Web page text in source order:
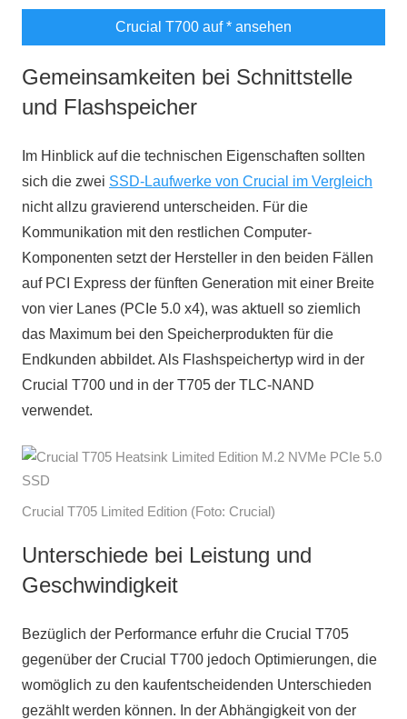
Crucial T700 auf* ansehen
Gemeinsamkeiten bei Schnittstelle
und Flashspeicher
Im Hinblick auf die technischen Eigenschaften sollten
sich die zwei SSD-Laufwerke von Crucial im Vergleich
nicht allzu gravierend unterscheiden. Für die
Kommunikation mit den restlichen Computer-
Komponenten setzt der Hersteller in den beiden Fällen
auf PCI Express der fünften Generation mit einer Breite
von vier Lanes (PCIe 5.0 x4), was aktuell so ziemlich
das Maximum bei den Speicherprodukten für die
Endkunden abbildet. Als Flashspeichertyp wird in der
Crucial T700 und in der T705 der TLC-NAND
verwendet.
Crucial T705 Limited Edition (Foto: Crucial)
Unterschiede bei Leistung und
Geschwindigkeit
Bezüglich der Performance erfuhr die Crucial T705
gegenüber der Crucial T700 jedoch Optimierungen, die
womöglich zu den kaufentscheidenden Unterschieden
gezählt werden können. In der Abhängigkeit von der